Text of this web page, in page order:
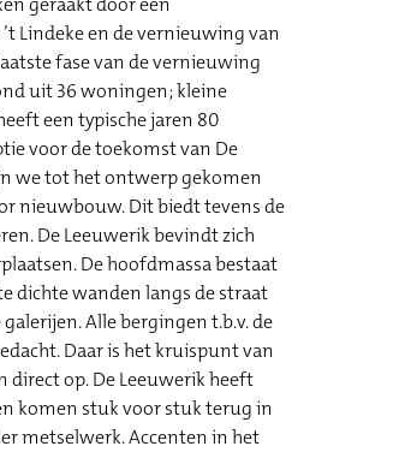
Lindeke en de vernieuwing van
fase van de vernieuwing
uit 36 woningen; kleine
een typische jaren 80
voor de toekomst van De
we tot het ontwerp gekomen
nieuwbouw. Dit biedt tevens de
De Leeuwerik bevindt zich
De hoofdmassa bestaat
dichte wanden langs de straat
Alle bergingen t.b.v. de
Daar is het kruispunt van
op. De Leeuwerik heeft
komen stuk voor stuk terug in
metselwerk. Accenten in het